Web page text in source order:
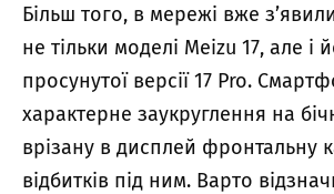
Більш того, в мережі вже
не тільки моделі Meizu 17, але і
просунутої версії 17 Pro.
характерне заукруглення на
врізану в дисплей фронтальну
відбитків під ним. Варто